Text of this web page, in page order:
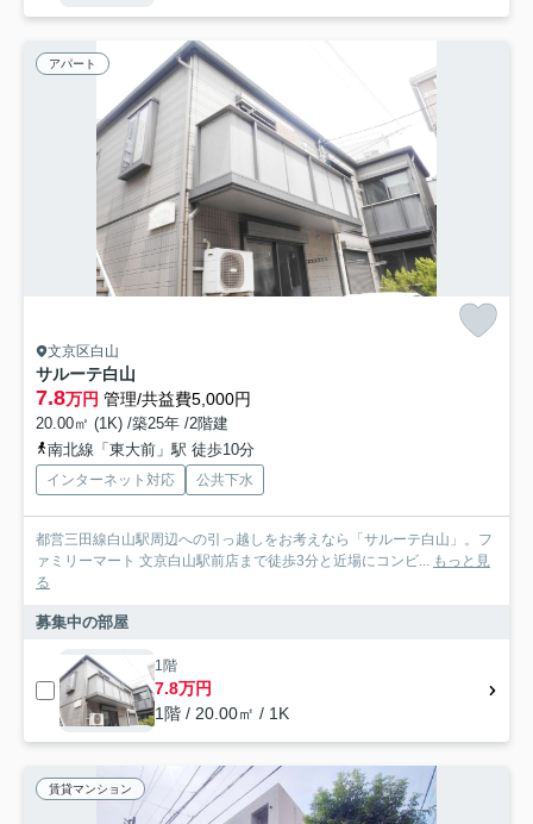
アパート
文京区白山
サルーテ白山
7.8万円 管理/共益費5,000円
20.00㎡ (1K) /築25年 /2階建
南北線「東大前」駅 徒歩10分
インターネット対応 公共下水
都営三田線白山駅周辺への引っ越しをお考えなら「サルーテ白山」。フ
ァミリーマート 文京白山駅前店まで徒歩3分と近場にコンビ... もっと見
る
募集中の部屋
1階
7.8万円
1階 / 20.00㎡ / 1K
賃貸マンション